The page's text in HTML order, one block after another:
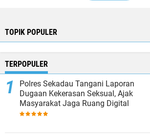
TOPIK POPULER
TERPOPULER
Polres Sekadau Tangani Laporan
Dugaan Kekerasan Seksual, Ajak
Masyarakat Jaga Ruang Digital